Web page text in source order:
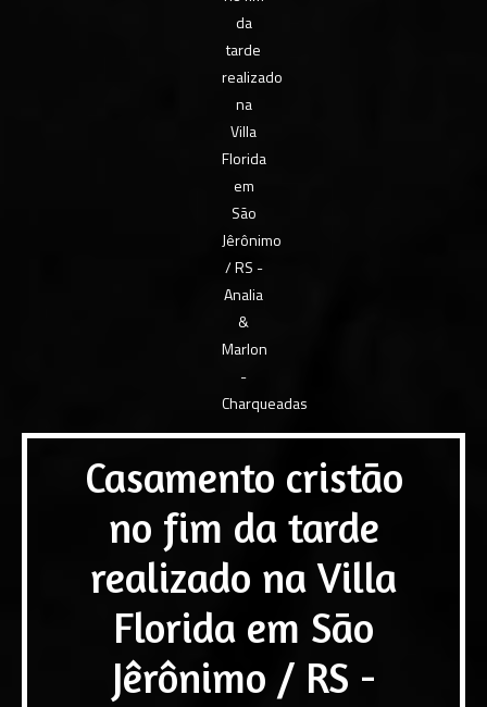
Casamento cristão
no fim da tarde
realizado na Villa
Florida em São
Jêrônimo / RS -